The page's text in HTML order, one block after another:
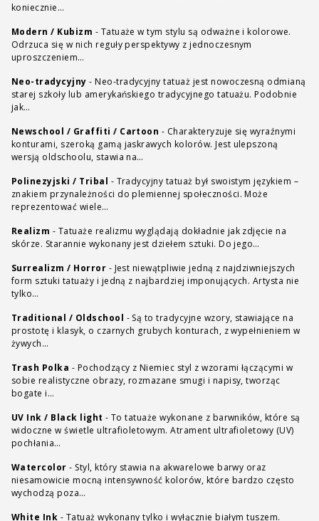
koniecznie…
Modern / Kubizm - Tatuaże w tym stylu są odważne i kolorowe.
Odrzuca się w nich reguły perspektywy z jednoczesnym
uproszczeniem…
Neo-tradycyjny - Neo-tradycyjny tatuaż jest nowoczesną odmianą
starej szkoły lub amerykańskiego tradycyjnego tatuażu. Podobnie
jak…
Newschool / Graffiti / Cartoon - Charakteryzuje się wyraźnymi
konturami, szeroką gamą jaskrawych kolorów. Jest ulepszoną
wersją oldschoolu, stawia na…
Polinezyjski / Tribal - Tradycyjny tatuaż był swoistym językiem –
znakiem przynależności do plemiennej społeczności. Może
reprezentować wiele…
Realizm - Tatuaże realizmu wyglądają dokładnie jak zdjęcie na
skórze. Starannie wykonany jest dziełem sztuki. Do jego…
Surrealizm / Horror - Jest niewątpliwie jedną z najdziwniejszych
form sztuki tatuaży i jedną z najbardziej imponujących. Artysta nie
tylko…
Traditional / Oldschool - Są to tradycyjne wzory, stawiające na
prostotę i klasyk, o czarnych grubych konturach, z wypełnieniem w
żywych…
Trash Polka - Pochodzący z Niemiec styl z wzorami łączącymi w
sobie realistyczne obrazy, rozmazane smugi i napisy, tworząc
bogate i…
UV Ink / Black light - To tatuaże wykonane z barwników, które są
widoczne w świetle ultrafioletowym. Atrament ultrafioletowy (UV)
pochłania…
Watercolor - Styl, który stawia na akwarelowe barwy oraz
niesamowicie mocną intensywność kolorów, które bardzo często
wychodzą poza…
White Ink - Tatuaż wykonany tylko i wyłącznie białym tuszem.